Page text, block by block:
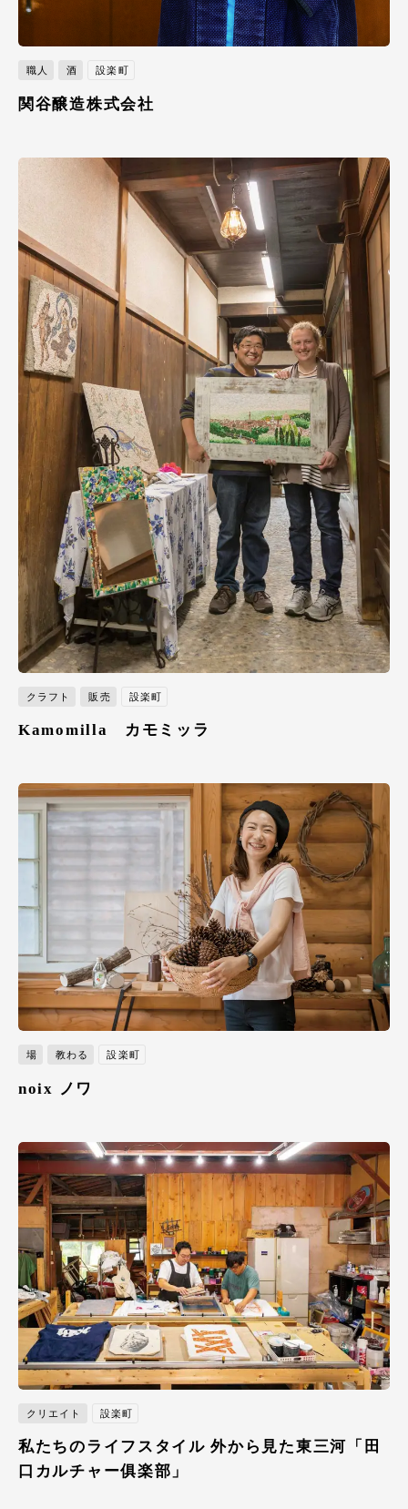
職人 酒 設楽町
関谷醸造株式会社
クラフト 販売 設楽町
Kamomilla カモミッラ
場 教わる 設楽町
noix ノワ
クリエイト 設楽町
私たちのライフスタイル 外から見た東三河「田
口カルチャー俱楽部」